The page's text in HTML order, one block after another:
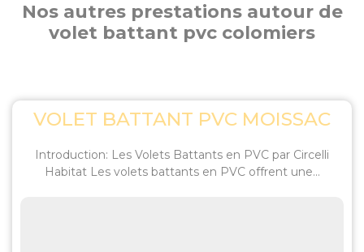
Nos autres prestations autour de
volet battant pvc colomiers
VOLET BATTANT PVC MOISSAC
Introduction: Les Volets Battants en PVC par Circelli
Habitat Les volets battants en PVC offrent une...